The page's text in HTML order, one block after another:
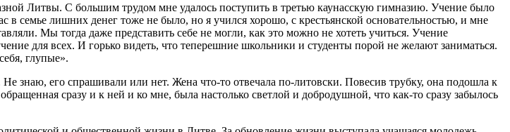
Литвы. С большим трудом мне удалось поступить в третью каунасскую гимназию. Учение было
семье лишних денег тоже не было, но я учился хорошо, с крестьянской основательностью, и мне
Мы тогда даже представить себе не могли, как это можно не хотеть учиться. Учение
для всех. И горько видеть, что теперешние школьники и студенты порой не желают заниматься.
глупые».
знаю, его спрашивали или нет. Жена что-то отвечала по-литовски. Повесив трубку, она подошла к
сразу и к ней и ко мне, была настолько светлой и добродушной, что как-то сразу забылось